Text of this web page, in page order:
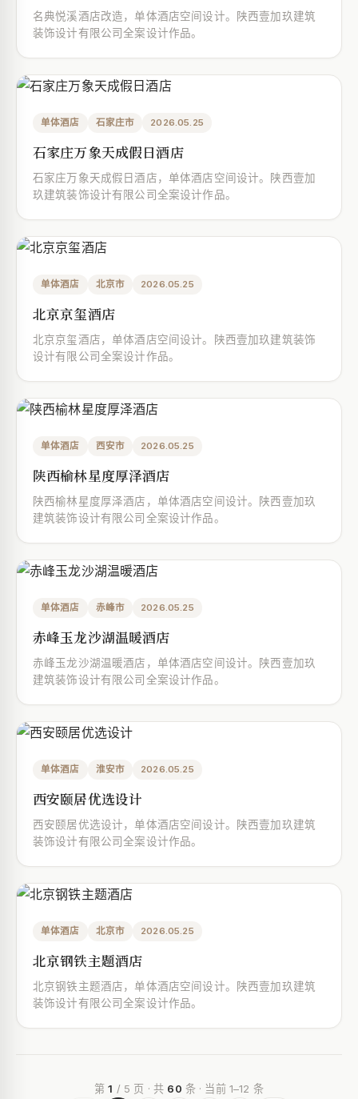
名典悦溪酒店改造，单体酒店空间设计。陕西壹加玖建筑
装饰设计有限公司全案设计作品。
单体酒店 石家庄市 2026.05.25
石家庄万象天成假日酒店
石家庄万象天成假日酒店，单体酒店空间设计。陕西壹加
玖建筑装饰设计有限公司全案设计作品。
单体酒店 北京市 2026.05.25
北京京玺酒店
北京京玺酒店，单体酒店空间设计。陕西壹加玖建筑装饰
设计有限公司全案设计作品。
单体酒店 西安市 2026.05.25
陕西榆林星度厚泽酒店
陕西榆林星度厚泽酒店，单体酒店空间设计。陕西壹加玖
建筑装饰设计有限公司全案设计作品。
单体酒店 赤峰市 2026.05.25
赤峰玉龙沙湖温暖酒店
赤峰玉龙沙湖温暖酒店，单体酒店空间设计。陕西壹加玖
建筑装饰设计有限公司全案设计作品。
单体酒店 淮安市 2026.05.25
西安颐居优选设计
西安颐居优选设计，单体酒店空间设计。陕西壹加玖建筑
装饰设计有限公司全案设计作品。
单体酒店 北京市 2026.05.25
北京钢铁主题酒店
北京钢铁主题酒店，单体酒店空间设计。陕西壹加玖建筑
装饰设计有限公司全案设计作品。
第1 / 5 页 · 共 60 条 · 当前 1–12 条